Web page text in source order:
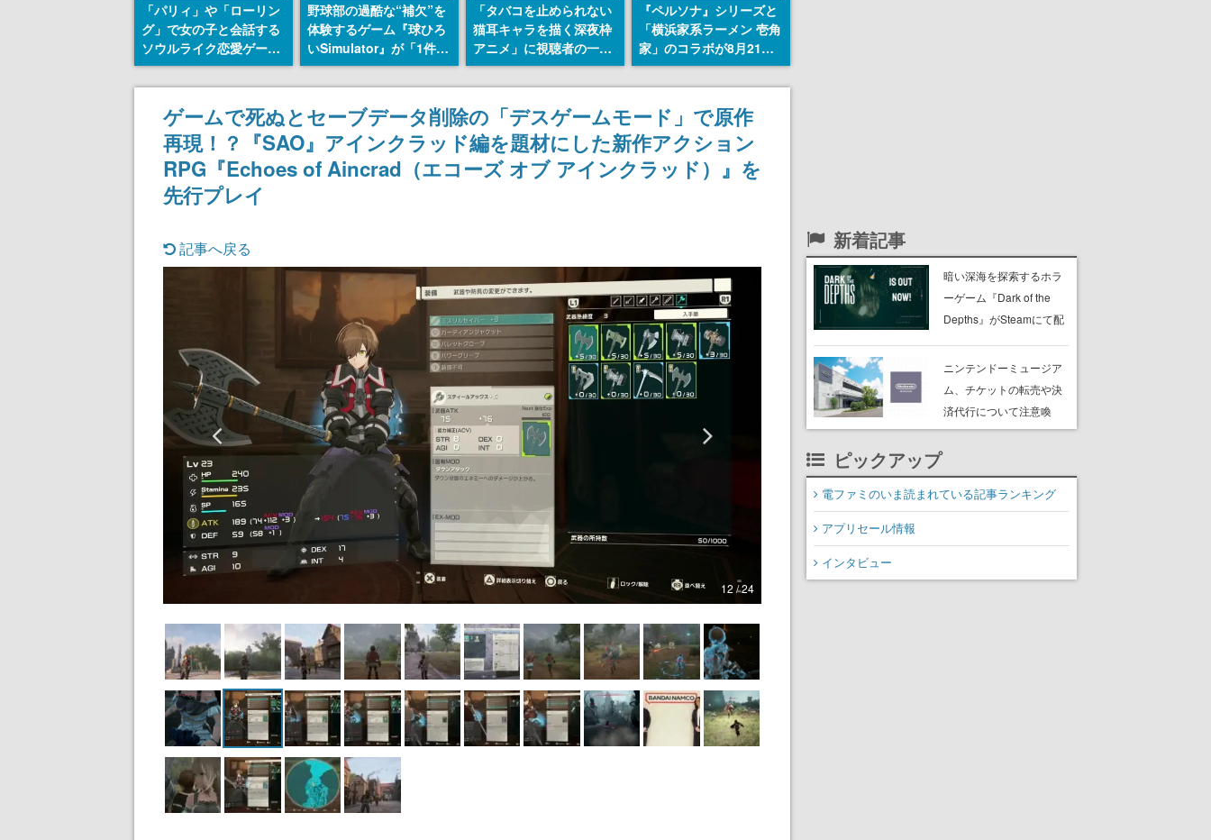
「パリィ」や「ローリン
グ」で女の子と会話する
ソウルライク恋愛ゲーム
『小早川さんはソウルラ
イク』無料公開。返事に
失敗すると「YOU
DIED」
野球部の過酷な“補欠”を
体験するゲーム『球ひろ
いSimulator』が「1件」
のウィッシュリストをも
とにチェコ語に対応し
SNSで話題に。『キング
ダム・カム』開発元やチ
ェコのプロ野球選手から
称賛の声
「タバコを止められない
猫耳キャラを描く深夜枠
アニメ」に視聴者の一部
から批判意見。違法薬物
の使用と思しき描写も含
めて、BPOが議論を交わ
す
『ペルソナ』シリーズと
「横浜家系ラーメン 壱角
家」のコラボが8月21日
から開催。”はがくれ”風
とんこつラーメンや、お
いしく食べられるカレー
ラーメンがラインナップ
ゲームで死ぬとセーブデータ削除の「デスゲームモード」で原作
再現！？『SAO』アインクラッド編を題材にした新作アクション
RPG『Echoes of Aincrad（エコーズ オブ アインクラッド）』を
先行プレイ
記事へ戻る
12 / 24
新着記事
暗い深海を探索するホラ
ーゲーム『Dark of the
Depths』がSteamにて配
たよりに海底からの脱出
を目指す
ニンテンドーミュージア
ム、チケットの転売や決
済代行について注意喚
起。公式サイト以外で買
ない事例が複数発生
ピックアップ
電ファミのいま読まれている記事ランキング
アプリセール情報
インタビュー